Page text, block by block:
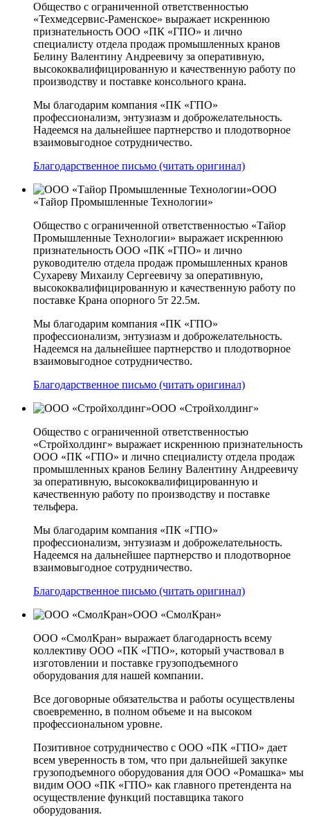
Общество с ограниченной ответственностью
«Техмедсервис-Раменское» выражает искреннюю
признательность ООО «ПК «ГПО» и лично
специалисту отдела продаж промышленных кранов
Белину Валентину Андреевичу за оперативную,
высококвалифицированную и качественную работу по
производству и поставке консольного крана.
Мы благодарим компания «ПК «ГПО»
профессионализм, энтузиазм и доброжелательность.
Надеемся на дальнейшее партнерство и плодотворное
взаимовыгодное сотрудничество.
Благодарственное письмо (читать оригинал)
ООО
«Тайор Промышленные Технологии»
Общество с ограниченной ответственностью «Тайор
Промышленные Технологии» выражает искреннюю
признательность ООО «ПК «ГПО» и лично
руководителю отдела продаж промышленных кранов
Сухареву Михаилу Сергеевичу за оперативную,
высококвалифицированную и качественную работу по
поставке Крана опорного 5т 22.5м.
Мы благодарим компания «ПК «ГПО»
профессионализм, энтузиазм и доброжелательность.
Надеемся на дальнейшее партнерство и плодотворное
взаимовыгодное сотрудничество.
Благодарственное письмо (читать оригинал)
ООО «Стройхолдинг»
Общество с ограниченной ответственностью
«Стройхолдинг» выражает искреннюю признательность
ООО «ПК «ГПО» и лично специалисту отдела продаж
промышленных кранов Белину Валентину Андреевичу
за оперативную, высококвалифицированную и
качественную работу по производству и поставке
тельфера.
Мы благодарим компания «ПК «ГПО»
профессионализм, энтузиазм и доброжелательность.
Надеемся на дальнейшее партнерство и плодотворное
взаимовыгодное сотрудничество.
Благодарственное письмо (читать оригинал)
ООО «СмолКран»
ООО «СмолКран» выражает благодарность всему
коллективу ООО «ПК «ГПО», который участвовал в
изготовлении и поставке грузоподъемного
оборудования для нашей компании.
Все договорные обязательства и работы осуществлены
своевременно, в полном объеме и на высоком
профессиональном уровне.
Позитивное сотрудничество с ООО «ПК «ГПО» дает
всем уверенность в том, что при дальнейшей закупке
грузоподъемного оборудования для ООО «Ромашка» мы
видим ООО «ПК «ГПО» как главного претендента на
осуществление функций поставщика такого
оборудования.